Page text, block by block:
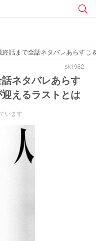
終話まで全話ネタバレあらすじ
sk1982
ネタバレあらす
えるラストとは
います